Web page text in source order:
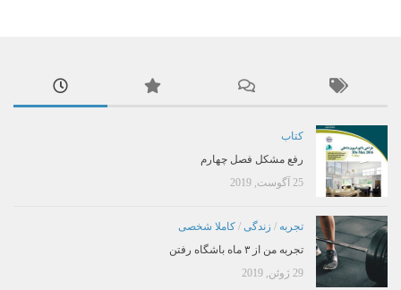
کتاب
رفع مشکل فصل چهارم
25 آگوست, 2019
تجربه / زندگی / کاملا شخصی
تجربه من از ۳ ماه باشگاه رفتن
29 ژوئن, 2019